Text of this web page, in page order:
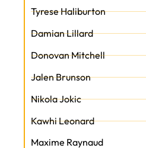
Tyrese Haliburton
Damian Lillard
Donovan Mitchell
Jalen Brunson
Nikola Jokic
Kawhi Leonard
Maxime Raynaud